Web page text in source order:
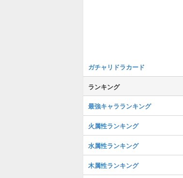
ガチャリドラカード
ランキング
最強キャラランキング
火属性ランキング
水属性ランキング
木属性ランキング